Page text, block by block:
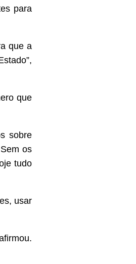
para
que a
que
sobre
os
tudo
usar